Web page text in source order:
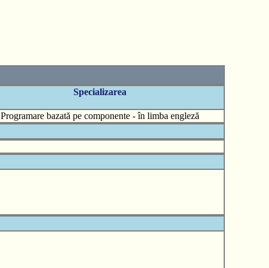
Specializarea
Programare bazată pe componente - în limba engleză